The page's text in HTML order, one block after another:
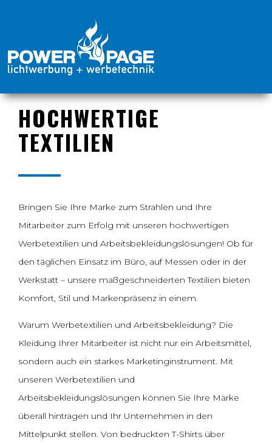
HOCHWERTIGE
TEXTILIEN
Bringen Sie Ihre Marke zum Strahlen und Ihre
Mitarbeiter zum Erfolg mit unseren hochwertigen
Werbetextilien und Arbeitsbekleidungslösungen! Ob für
den täglichen Einsatz im Büro, auf Messen oder in der
Werkstatt – unsere maßgeschneiderten Textilien bieten
Komfort, Stil und Markenpräsenz in einem.
Warum Werbetextilien und Arbeitsbekleidung? Die
Kleidung Ihrer Mitarbeiter ist nicht nur ein Arbeitsmittel,
sondern auch ein starkes Marketinginstrument. Mit
unseren Werbetextilien und
Arbeitsbekleidungslösungen können Sie Ihre Marke
überall hintragen und Ihr Unternehmen in den
Mittelpunkt stellen. Von bedruckten T-Shirts über